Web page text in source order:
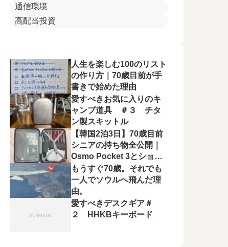
通信環境
高配当投資
人生を楽しむ100のリスト
の作り方｜70歳目前が手
書きで始めた理由
愛すべきお気に入りのキ
ャンプ道具 ＃３ チタ
ン製スキットル
【韓国2泊3日】70歳目前
シニアの持ち物全公開｜
Osmo Pocket 3とショル
ダーバッグが大活躍
もうすぐ70歳。それでも
一人でソウルへ飛んだ理
由。
愛すべきデスクギア＃
２ HHKBキーボード